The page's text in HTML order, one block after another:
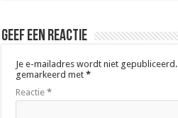
Geef een reactie
Je e-mailadres wordt niet gepubliceerd.
gemarkeerd met*
Reactie*